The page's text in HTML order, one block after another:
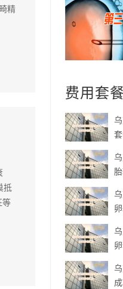
精
抵
等
费用套餐